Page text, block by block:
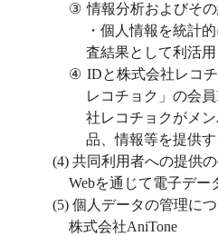
③ 情報分析およびそ
・個人情報を統計
査結果として利活
④ IDと株式会社レコ
レコチョク」の会員
社レコチョクがメ
品、情報等を提供
(4) 共同利用者への提供
Webを通じて電子デー
(5) 個人データの管理に
株式会社AniTone